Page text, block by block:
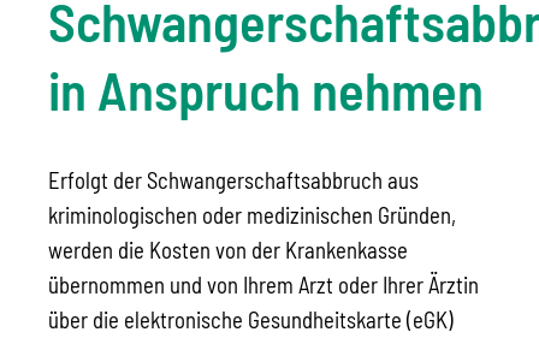
in Anspruch nehmen
Erfolgt der Schwangerschaftsabbruch aus
kriminologischen oder medizinischen Gründen,
werden die Kosten von der Krankenkasse
übernommen und von Ihrem Arzt oder Ihrer Ärztin
über die elektronische Gesundheitskarte (eGK)